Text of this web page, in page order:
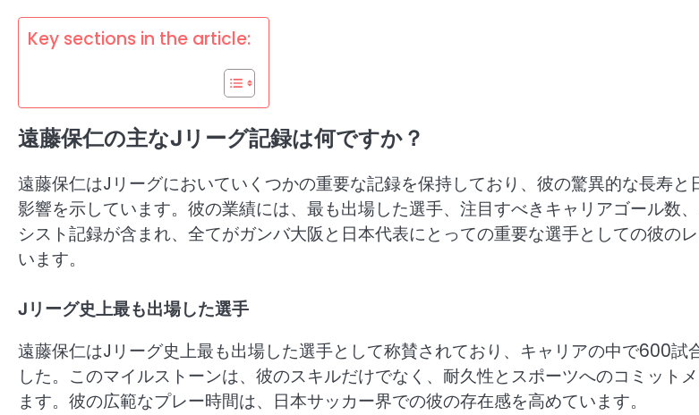
Key sections in the article:
遠藤保仁の主なJリーグ記録は何ですか？
遠藤保仁はJリーグにおいていくつかの重要な記録を保持しており、彼の驚異的な長寿と
影響を示しています。彼の業績には、最も出場した選手、注目すべきキャリアゴール数
シスト記録が含まれ、全てがガンバ大阪と日本代表にとっての重要な選手としての彼の
います。
Jリーグ史上最も出場した選手
遠藤保仁はJリーグ史上最も出場した選手として称賛されており、キャリアの中で600試
した。このマイルストーンは、彼のスキルだけでなく、耐久性とスポーツへのコミット
ます。彼の広範なプレー時間は、日本サッカー界での彼の存在感を高めています。